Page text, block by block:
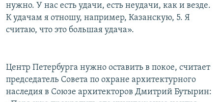
нужно. У нас есть удачи, есть неудачи, как и везде.
К удачам я отношу, например, Казанскую, 5. Я
считаю, что это большая удача».
Центр Петербурга нужно оставить в покое, считает
председатель Совета по охране архитектурного
наследия в Союзе архитекторов Дмитрий Бутырин: